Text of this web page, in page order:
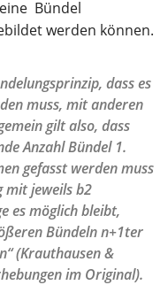
Bündel
werden können.
dass es
muss, mit anderen
gilt also, dass
Anzahl Bündel 1.
gefasst werden muss
mit jeweils b2
es möglich bleibt,
Bündeln n+1ter
(Krauthausen &
im Original).